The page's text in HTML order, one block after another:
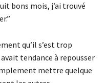
bons mois, j’ai trouvé
qu’il s’est trop
tendance à repousser
mettre quelque